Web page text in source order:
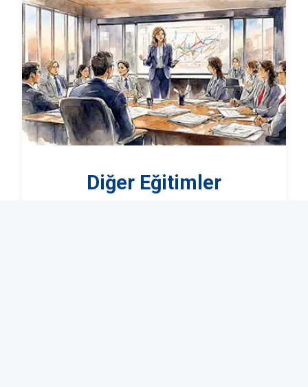
Diğer Eğitimler